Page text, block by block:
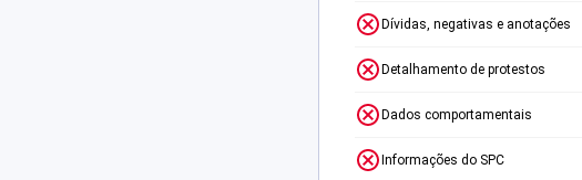
Dívidas, negativas e anotações
Detalhamento de protestos
Dados comportamentais
Informações do SPC